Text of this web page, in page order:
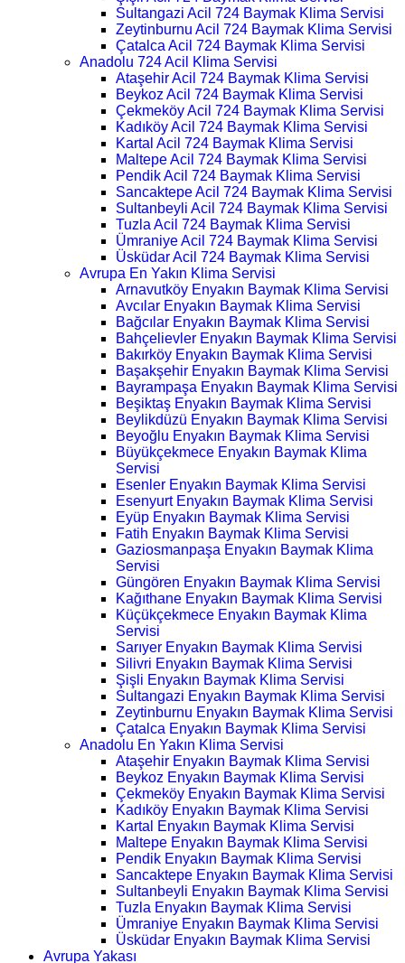
Sultangazi Acil 724 Baymak Klima Servisi
Zeytinburnu Acil 724 Baymak Klima Servisi
Çatalca Acil 724 Baymak Klima Servisi
Anadolu 724 Acil Klima Servisi
Ataşehir Acil 724 Baymak Klima Servisi
Beykoz Acil 724 Baymak Klima Servisi
Çekmeköy Acil 724 Baymak Klima Servisi
Kadıköy Acil 724 Baymak Klima Servisi
Kartal Acil 724 Baymak Klima Servisi
Maltepe Acil 724 Baymak Klima Servisi
Pendik Acil 724 Baymak Klima Servisi
Sancaktepe Acil 724 Baymak Klima Servisi
Sultanbeyli Acil 724 Baymak Klima Servisi
Tuzla Acil 724 Baymak Klima Servisi
Ümraniye Acil 724 Baymak Klima Servisi
Üsküdar Acil 724 Baymak Klima Servisi
Avrupa En Yakın Klima Servisi
Arnavutköy Enyakın Baymak Klima Servisi
Avcılar Enyakın Baymak Klima Servisi
Bağcılar Enyakın Baymak Klima Servisi
Bahçelievler Enyakın Baymak Klima Servisi
Bakırköy Enyakın Baymak Klima Servisi
Başakşehir Enyakın Baymak Klima Servisi
Bayrampaşa Enyakın Baymak Klima Servisi
Beşiktaş Enyakın Baymak Klima Servisi
Beylikdüzü Enyakın Baymak Klima Servisi
Beyoğlu Enyakın Baymak Klima Servisi
Büyükçekmece Enyakın Baymak Klima
Servisi
Esenler Enyakın Baymak Klima Servisi
Esenyurt Enyakın Baymak Klima Servisi
Eyüp Enyakın Baymak Klima Servisi
Fatih Enyakın Baymak Klima Servisi
Gaziosmanpaşa Enyakın Baymak Klima
Servisi
Güngören Enyakın Baymak Klima Servisi
Kağıthane Enyakın Baymak Klima Servisi
Küçükçekmece Enyakın Baymak Klima
Servisi
Sarıyer Enyakın Baymak Klima Servisi
Silivri Enyakın Baymak Klima Servisi
Şişli Enyakın Baymak Klima Servisi
Sultangazi Enyakın Baymak Klima Servisi
Zeytinburnu Enyakın Baymak Klima Servisi
Çatalca Enyakın Baymak Klima Servisi
Anadolu En Yakın Klima Servisi
Ataşehir Enyakın Baymak Klima Servisi
Beykoz Enyakın Baymak Klima Servisi
Çekmeköy Enyakın Baymak Klima Servisi
Kadıköy Enyakın Baymak Klima Servisi
Kartal Enyakın Baymak Klima Servisi
Maltepe Enyakın Baymak Klima Servisi
Pendik Enyakın Baymak Klima Servisi
Sancaktepe Enyakın Baymak Klima Servisi
Sultanbeyli Enyakın Baymak Klima Servisi
Tuzla Enyakın Baymak Klima Servisi
Ümraniye Enyakın Baymak Klima Servisi
Üsküdar Enyakın Baymak Klima Servisi
Avrupa Yakası